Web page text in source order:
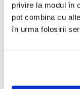
privire la modul în
pot combina cu
în urma folosirii
ANGELA SIMILEA
BALADA IUBIRILOR
DESCHISE, (DISC